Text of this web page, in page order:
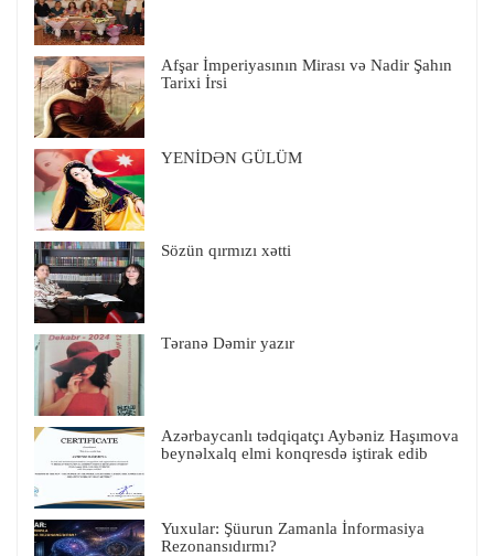
Afşar İmperiyasının Mirası və Nadir Şahın
Tarixi İrsi
YENİDƏN GÜLÜM
Sözün qırmızı xətti
Təranə Dəmir yazır
Azərbaycanlı tədqiqatçı Aybəniz Haşımova
beynəlxalq elmi konqresdə iştirak edib
Yuxular: Şüurun Zamanla İnformasiya
Rezonansıdırmı?